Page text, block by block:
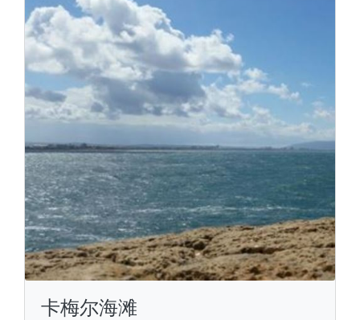
卡梅尔海滩